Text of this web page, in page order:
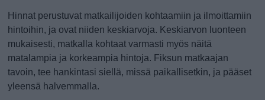
Hinnat perustuvat matkailijoiden kohtaamiin ja ilmoittamiin
hintoihin, ja ovat niiden keskiarvoja. Keskiarvon luonteen
mukaisesti, matkalla kohtaat varmasti myös näitä
matalampia ja korkeampia hintoja. Fiksun matkaajan
tavoin, tee hankintasi siellä, missä paikallisetkin, ja pääset
yleensä halvemmalla.